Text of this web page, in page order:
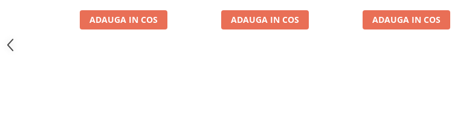
Interfete si cabluri
Cabluri panouri fotovoltaice
Cabluri pentru echipamente
ADAUGA IN COS ADAUGA IN COS ADAUGA IN COS